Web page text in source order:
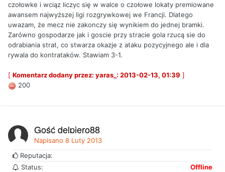
czołowke i wciąz liczyc się w walce o czołowe lokaty premiowane
awansem najwyższej ligi rozgrywkowej we Francji. Dlatego
uwazam, że mecz nie zakonczy się wynikiem do jednej bramki.
Zarówno gospodarze jak i goscie przy stracie gola rzucą sie do
odrabiania strat, co stwarza okazje z ataku pozycyjnego ale i dla
rywala do kontrataków. Stawiam 3-1.
[ Komentarz dodany przez: yaras_: 2013-02-13, 01:39 ]
200
Gość delpiero88
Napisano 8 Luty 2013
Reputacja:
Status:
Offline